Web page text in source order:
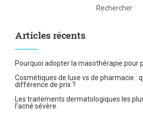
Rechercher
Articles récents
Pourquoi adopter la masothérapie pour
Cosmétiques de luxe vs de pharmacie :
différence de prix ?
Les traitements dermatologiques les
l’acné sévère.